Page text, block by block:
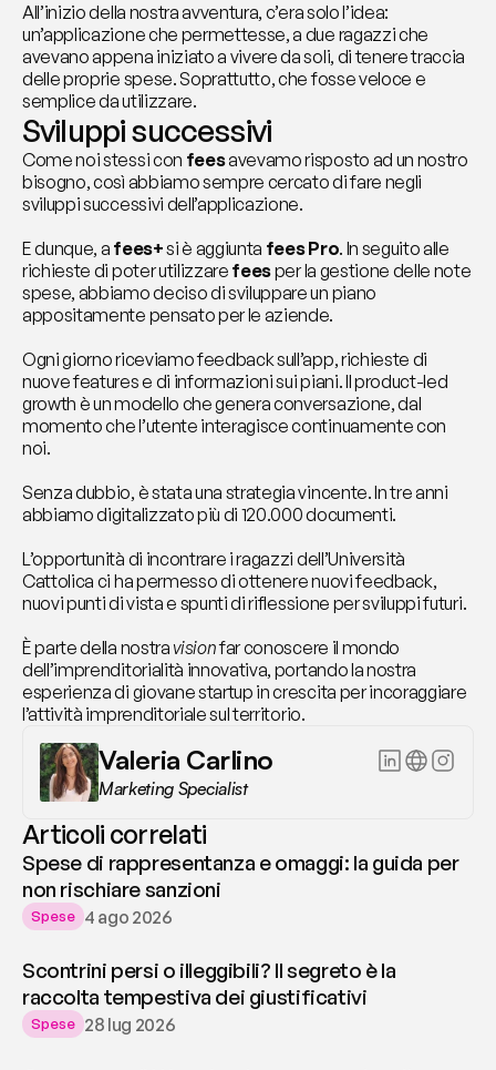
All’inizio della nostra avventura, c’era solo l’idea:
un’applicazione che permettesse, a due ragazzi che
avevano appena iniziato a vivere da soli, di tenere traccia
delle proprie spese. Soprattutto, che fosse veloce e
semplice da utilizzare.
Sviluppi successivi
Come noi stessi con fees avevamo risposto ad un nostro
bisogno, così abbiamo sempre cercato di fare negli
sviluppi successivi dell’applicazione.
E dunque, a fees+ si è aggiunta fees Pro. In seguito alle
richieste di poter utilizzare fees per la gestione delle note
spese, abbiamo deciso di sviluppare un piano
appositamente pensato per le aziende.
Ogni giorno riceviamo feedback sull’app, richieste di
nuove features e di informazioni sui piani. Il product-led
growth è un modello che genera conversazione, dal
momento che l’utente interagisce continuamente con
noi.
Senza dubbio, è stata una strategia vincente. In tre anni
abbiamo digitalizzato più di 120.000 documenti.
L’opportunità di incontrare i ragazzi dell’Università
Cattolica ci ha permesso di ottenere nuovi feedback,
nuovi punti di vista e spunti di riflessione per sviluppi futuri.
È parte della nostra vision far conoscere il mondo
dell’imprenditorialità innovativa, portando la nostra
esperienza di giovane startup in crescita per incoraggiare
l’attività imprenditoriale sul territorio.
Valeria Carlino
Marketing Specialist
Articoli correlati
Spese di rappresentanza e omaggi: la guida per
non rischiare sanzioni
Spese 4 ago 2026
Scontrini persi o illeggibili? Il segreto è la
raccolta tempestiva dei giustificativi
Spese 28 lug 2026